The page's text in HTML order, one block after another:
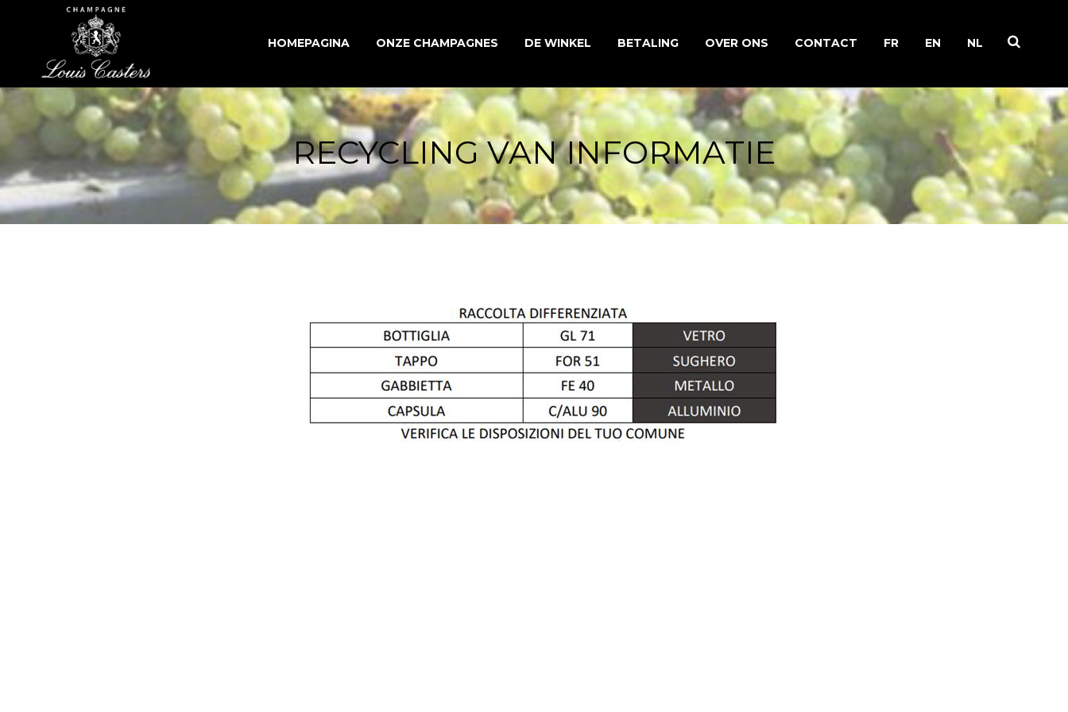
HOMEPAGINA ONZE CHAMPAGNES
ONZE TRADITIONELE CUVÉES
ONZE ASSEMBLAGEWIJNEN
ONZE MILLÉSIME-
CHAMPAGNES
DE WINKEL BETALING OVER ONS
EEN FAMILIEVERHAAL
WERKZAAMHEDEN IN DE
WIJNGAARD
CHAMPAGNE PRODUCEREN
CONTACT FR EN NL
RECYCLING VAN INFORMATIE